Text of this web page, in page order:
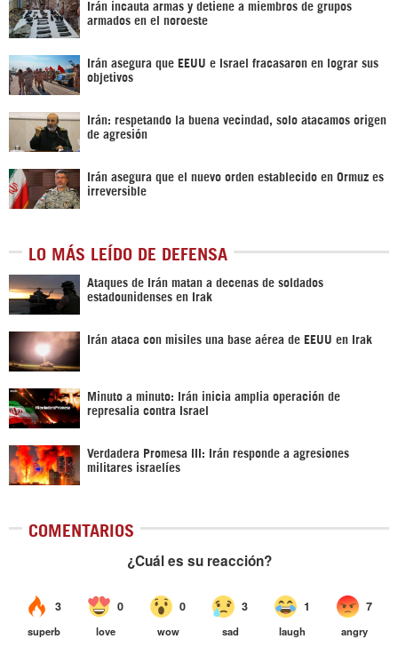
Irán incauta armas y detiene a miembros de grupos
armados en el noroeste
Irán asegura que EEUU e Israel fracasaron en lograr sus
objetivos
Irán: respetando la buena vecindad, solo atacamos origen
de agresión
Irán asegura que el nuevo orden establecido en Ormuz es
irreversible
LO MÁS LEÍDO DE DEFENSA
Ataques de Irán matan a decenas de soldados
estadounidenses en Irak
Irán ataca con misiles una base aérea de EEUU en Irak
Minuto a minuto: Irán inicia amplia operación de
represalia contra Israel
Verdadera Promesa III: Irán responde a agresiones
militares israelíes
COMENTARIOS